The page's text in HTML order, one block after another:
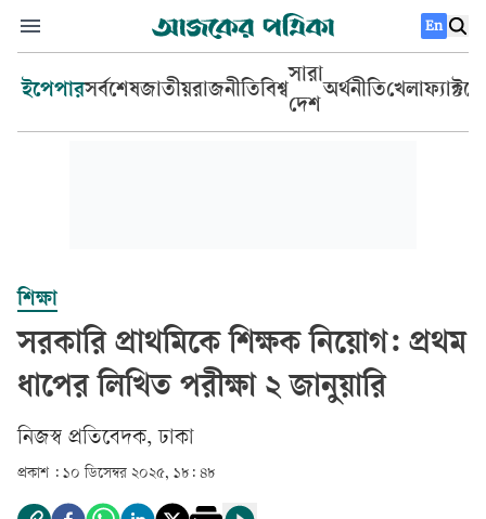
En
ইপেপারসর্বশেষজাতীয়রাজনীতিবিশ্ব
সারা
দেশ
অর্থনীতিখেলা
শিক্ষা
সরকারি প্রাথমিকে শিক্ষক নিয়োগ: প্রথম
ধাপের লিখিত পরীক্ষা ২ জানুয়ারি
‎নিজস্ব প্রতিবেদক, ঢাকা‎
প্রকাশ : ১০ ডিসেম্বর ২০২৫, ১৮: ৪৮